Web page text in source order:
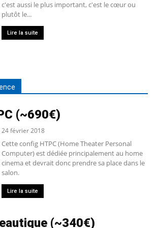
c'est aussi le plus important, c'est le cœur ou
plutôt le...
Lire la suite
(~690€)
24 février 2018
Cette config HTPC (Home Theater Personal
Computer) est dédiée principalement au home
cinema et devrait donc prendre sa place dans le
salon.
Lire la suite
(~340€)